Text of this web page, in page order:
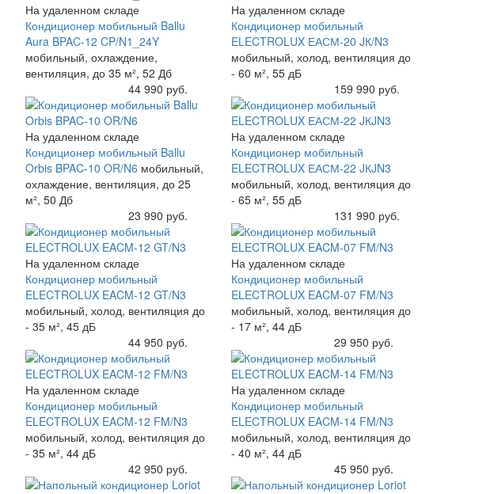
На удаленном складе
Кондиционер мобильный Ballu
Aura BPAC-12 CP/N1_24Y
мобильный, охлаждение,
вентиляция, до 35 м², 52 Дб
44 990 руб.
На удаленном складе
Кондиционер мобильный
ELECTROLUX ЕАСМ-20 JК/N3
мобильный, холод, вентиляция до
- 60 м², 55 дБ
159 990 руб.
На удаленном складе
Кондиционер мобильный Ballu
Orbis BPAC-10 OR/N6 мобильный,
охлаждение, вентиляция, до 25
м², 50 Дб
23 990 руб.
На удаленном складе
Кондиционер мобильный
ELECTROLUX ЕАСМ-22 JКJN3
мобильный, холод, вентиляция до
- 65 м², 55 дБ
131 990 руб.
На удаленном складе
Кондиционер мобильный
ELECTROLUX EACM-12 GT/N3
мобильный, холод, вентиляция до
- 35 м², 45 дБ
44 950 руб.
На удаленном складе
Кондиционер мобильный
ELECTROLUX EACM-07 FM/N3
мобильный, холод, вентиляция до
- 17 м², 44 дБ
29 950 руб.
На удаленном складе
Кондиционер мобильный
ELECTROLUX EACM-12 FM/N3
мобильный, холод, вентиляция до
- 35 м², 44 дБ
42 950 руб.
На удаленном складе
Кондиционер мобильный
ELECTROLUX EACM-14 FM/N3
мобильный, холод, вентиляция до
- 40 м², 44 дБ
45 950 руб.